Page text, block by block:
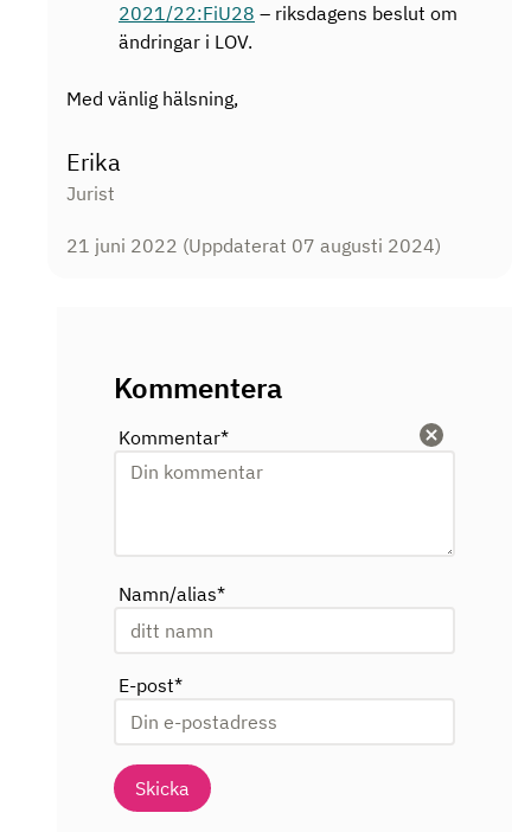
2021/22:FiU28 – riksdagens beslut om
ändringar i LOV.
Med vänlig hälsning,
Erika
Jurist
21 juni 2022 (Uppdaterat 07 augusti 2024)
Kommentera
Rensa
Kommentar*
Namn/alias*
E-post*
Skicka